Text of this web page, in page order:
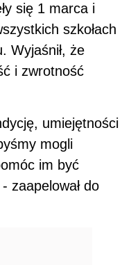
się 1 marca i
szkołach
Wyjaśnił, że
i zwrotność
umiejętności
mogli
im być
zaapelował do